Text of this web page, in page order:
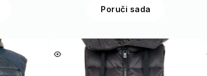
Poruči sada